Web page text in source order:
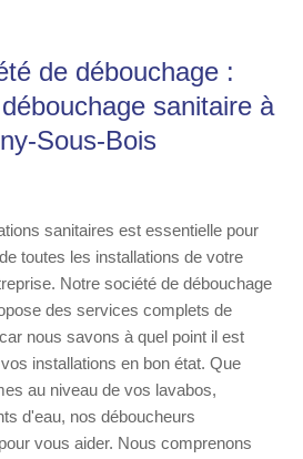
de débouchage :
sanitaire à
Sous-Bois
sanitaires est essentielle pour
toutes les installations de votre
Notre société de débouchage
des services complets de
nous savons à quel point il est
installations en bon état. Que
au niveau de vos lavabos,
d'eau, nos déboucheurs
vous aider. Nous comprenons